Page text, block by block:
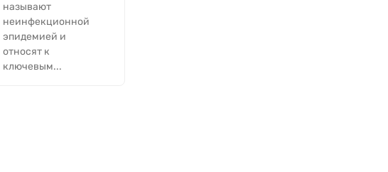
называют
неинфекционной
эпидемией и
относят к
ключевым...